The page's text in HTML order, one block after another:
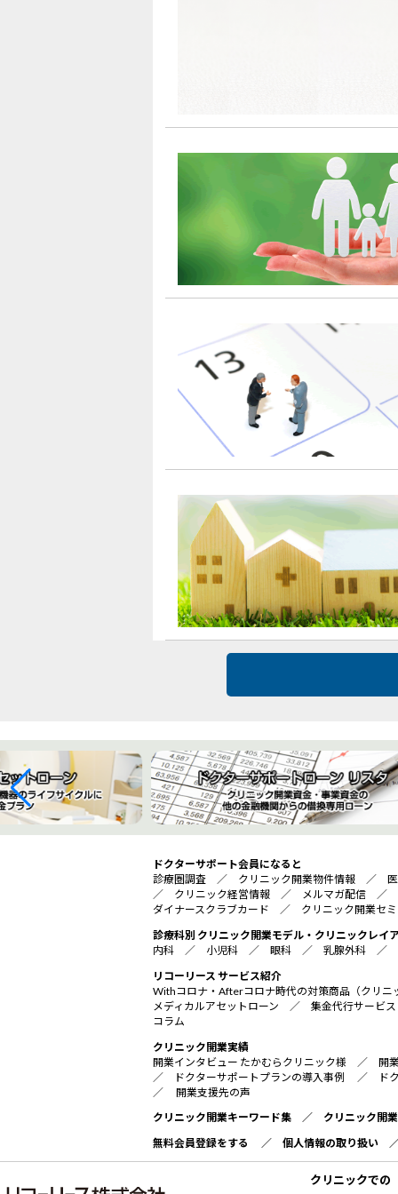
ドクターサポート会員になると
診療圏調査 ／ クリニック開業物件情報 ／
／ クリニック経営情報 ／ メルマガ配信 ／
ダイナースクラブカード ／ クリニック開業セ
診療科別 クリニック開業モデル・クリニックレイ
内科 ／ 小児科 ／ 眼科 ／ 乳腺外科 ／
リコーリース サービス紹介
Withコロナ・Afterコロナ時代の対策商品（クリニ
メディカルアセットローン ／ 集金代行サービス
コラム
クリニック開業実績
開業インタビュー たかむらクリニック様 ／ 開
／
ドクターサポートプランの導入事例 ／
ド
／ 開業支援先の声
クリニック開業キーワード集 ／ クリニック開
無料会員登録をする
／ 個人情報の取り扱い
クリニックでの